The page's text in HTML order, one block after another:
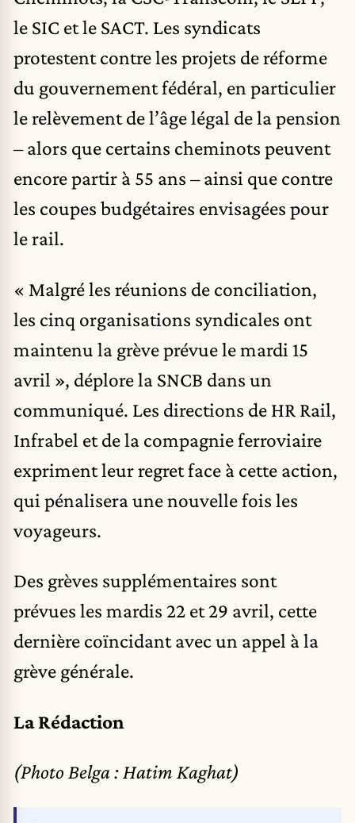
le SIC et le SACT. Les syndicats
protestent contre les projets de réforme
du gouvernement fédéral, en particulier
le relèvement de l’âge légal de la pension
– alors que certains cheminots peuvent
encore partir à 55 ans – ainsi que contre
les coupes budgétaires envisagées pour
le rail.
« Malgré les réunions de conciliation,
les cinq organisations syndicales ont
maintenu la grève prévue le mardi 15
avril », déplore la SNCB dans un
communiqué. Les directions de HR Rail,
Infrabel et de la compagnie ferroviaire
expriment leur regret face à cette action,
qui pénalisera une nouvelle fois les
voyageurs.
Des grèves supplémentaires sont
prévues les mardis 22 et 29 avril, cette
dernière coïncidant avec un appel à la
grève générale.
La Rédaction
(Photo Belga : Hatim Kaghat)